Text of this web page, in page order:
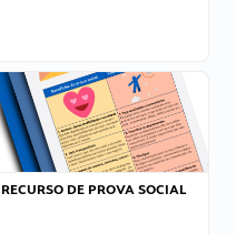
RECURSO DE PROVA SOCIAL